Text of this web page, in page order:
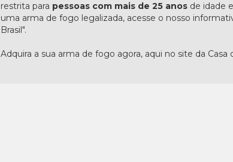
restrita para pessoas com mais de 25 anosde idade
uma arma de fogo legalizada, acesse o nosso
Brasil".
Adquira a sua arma de fogo agora, aqui no site da